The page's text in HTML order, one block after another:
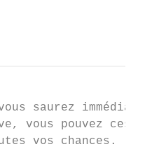
saurez
vous pouvez
vos chances.